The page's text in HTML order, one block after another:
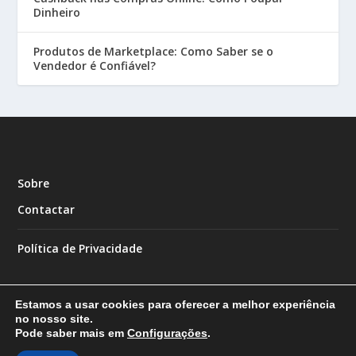
Dinheiro
Produtos de Marketplace: Como Saber se o
Vendedor é Confiável?
Sobre
Contactar
Política de Privacidade
Designed by
Estamos a usar cookies para oferecer a melhor experiência
no nosso site.
Pode saber mais em Configurações.